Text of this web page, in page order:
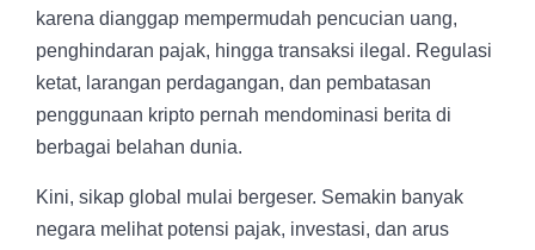
karena dianggap mempermudah pencucian uang,
penghindaran pajak, hingga transaksi ilegal. Regulasi
ketat, larangan perdagangan, dan pembatasan
penggunaan kripto pernah mendominasi berita di
berbagai belahan dunia.
Kini, sikap global mulai bergeser. Semakin banyak
negara melihat potensi pajak, investasi, dan arus